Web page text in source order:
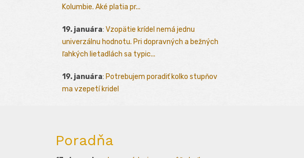
Kolumbie. Aké platia pr...
19. januára: Vzopätie krídel nemá jednu
univerzálnu hodnotu. Pri dopravných a bežných
ľahkých lietadlách sa typic...
19. januára: Potrebujem poradiť kolko stupňov
ma vzepetí kridel
Poradňa